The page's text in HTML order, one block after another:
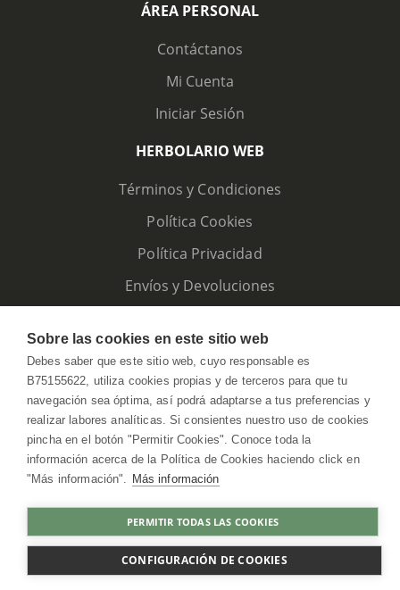
COMPRAR
ÁREA PERSONAL
Contáctanos
Mi Cuenta
Iniciar Sesión
HERBOLARIO WEB
Términos y Condiciones
Política Cookies
Política Privacidad
Envíos y Devoluciones
HerbolarioWeb © 2026. All Rights Reserved
Sobre las cookies en este sitio web
Debes saber que este sitio web, cuyo responsable es
B75155622, utiliza cookies propias y de terceros para que tu
navegación sea óptima, así podrá adaptarse a tus preferencias y
realizar labores analíticas. Si consientes nuestro uso de cookies
pincha en el botón "Permitir Cookies". Conoce toda la
información acerca de la Política de Cookies haciendo click en
"Más información". Más información
PERMITIR TODAS LAS COOKIES
CONFIGURACIÓN DE COOKIES